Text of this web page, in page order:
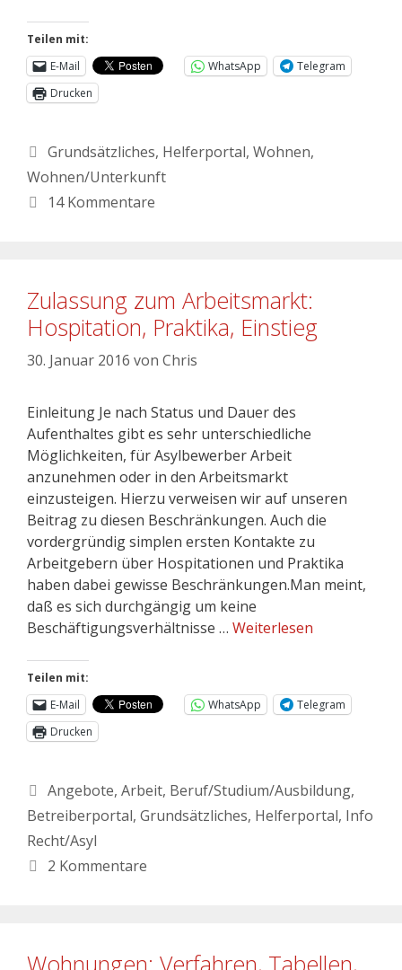
Teilen mit:
E-Mail
WhatsApp
Telegram
Drucken
Grundsätzliches, Helferportal, Wohnen,
Wohnen/Unterkunft
14 Kommentare
Zulassung zum Arbeitsmarkt:
Hospitation, Praktika, Einstieg
30. Januar 2016 von Chris
Einleitung Je nach Status und Dauer des
Aufenthaltes gibt es sehr unterschiedliche
Möglichkeiten, für Asylbewerber Arbeit
anzunehmen oder in den Arbeitsmarkt
einzusteigen. Hierzu verweisen wir auf unseren
Beitrag zu diesen Beschränkungen. Auch die
vordergründig simplen ersten Kontakte zu
Arbeitgebern über Hospitationen und Praktika
haben dabei gewisse Beschränkungen.Man meint,
daß es sich durchgängig um keine
Beschäftigungsverhältnisse … Weiterlesen
Teilen mit:
E-Mail
WhatsApp
Telegram
Drucken
Angebote, Arbeit, Beruf/Studium/Ausbildung,
Betreiberportal, Grundsätzliches, Helferportal, Info
Recht/Asyl
2 Kommentare
Wohnungen: Verfahren, Tabellen,